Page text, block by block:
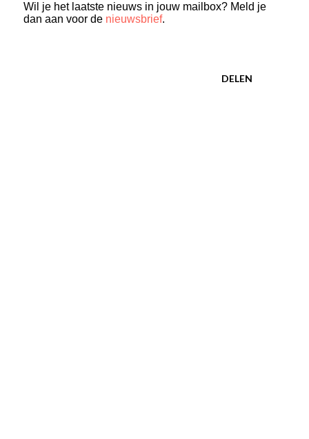
Wil je het laatste nieuws in jouw mailbox? Meld je
dan aan voor de nieuwsbrief.
DELEN